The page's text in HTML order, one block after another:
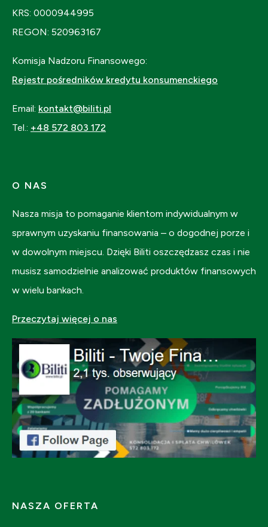
KRS: 0000944995
REGON: 520963167
Komisja Nadzoru Finansowego:
Rejestr pośredników kredytu konsumenckiego
Email: kontakt@biliti.pl
Tel.: +48 572 803 172
O NAS
Nasza misja to pomaganie klientom indywidualnym w
sprawnym uzyskaniu finansowania – o dogodnej porze i
w dowolnym miejscu. Dzięki Biliti oszczędzasz czas i nie
musisz samodzielnie analizować produktów finansowych
w wielu bankach.
Przeczytaj więcej o nas
NASZA OFERTA